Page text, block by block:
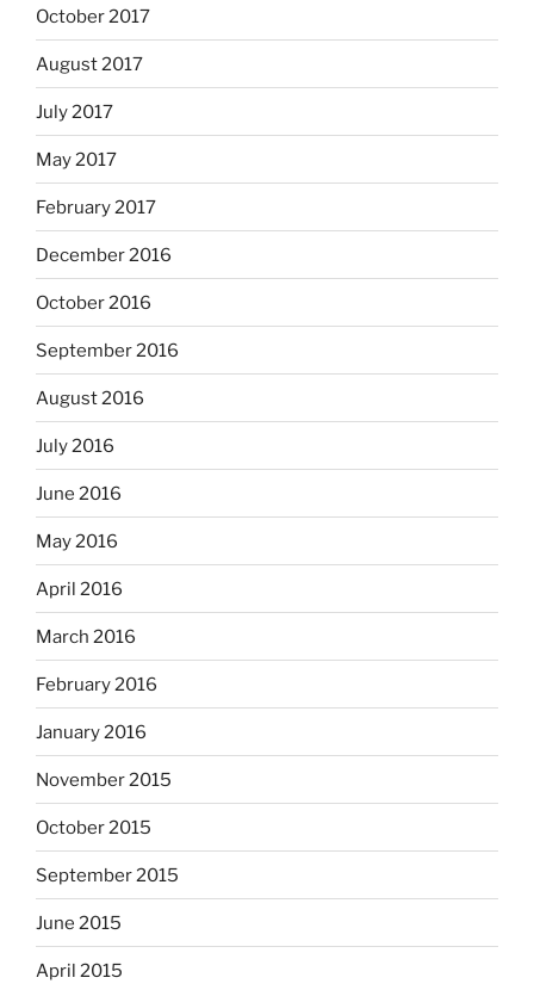
October 2017
August 2017
July 2017
May 2017
February 2017
December 2016
October 2016
September 2016
August 2016
July 2016
June 2016
May 2016
April 2016
March 2016
February 2016
January 2016
November 2015
October 2015
September 2015
June 2015
April 2015